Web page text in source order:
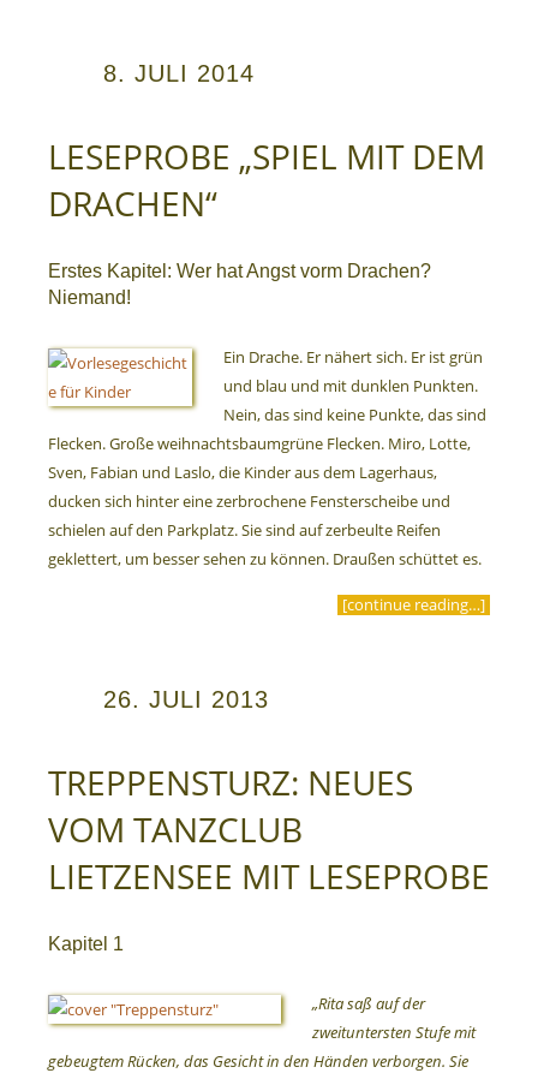
8. JULI 2014
LESEPROBE „SPIEL MIT DEM
DRACHEN“
Erstes Kapitel: Wer hat Angst vorm Drachen?
Niemand!
Ein Drache. Er nähert sich. Er ist grün
und blau und mit dunklen Punkten.
Nein, das sind keine Punkte, das sind
Flecken. Große weihnachtsbaumgrüne Flecken. Miro, Lotte,
Sven, Fabian und Laslo, die Kinder aus dem Lagerhaus,
ducken sich hinter eine zerbrochene Fensterscheibe und
schielen auf den Parkplatz. Sie sind auf zerbeulte Reifen
geklettert, um besser sehen zu können. Draußen schüttet es.
[continue reading…]
26. JULI 2013
TREPPENSTURZ: NEUES
VOM TANZCLUB
LIETZENSEE MIT LESEPROBE
Kapitel 1
„Rita saß auf der
zweituntersten Stufe mit
gebeugtem Rücken, das Gesicht in den Händen verborgen. Sie